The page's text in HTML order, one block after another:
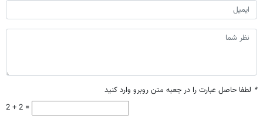
* لطفا حاصل عبارت را در جعبه متن روبرو وارد کنید
2 + 2 =